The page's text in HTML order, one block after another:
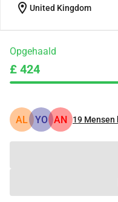
location_on United Kingdom
Opgehaald
£ 424
AL YO AN 19 Mensen